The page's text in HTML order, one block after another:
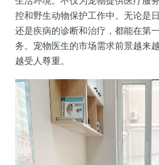
控和野生动物保护工作中。无论是
还是疾病的诊断和治疗，都能在第
务。宠物医生的市场需求前景越来
越受人尊重。